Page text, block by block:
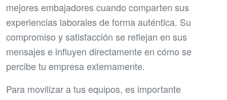
mejores embajadores cuando comparten sus
experiencias laborales de forma auténtica. Su
compromiso y satisfacción se reflejan en sus
mensajes e influyen directamente en cómo se
percibe tu empresa externamente.
Para movilizar a tus equipos, es importante